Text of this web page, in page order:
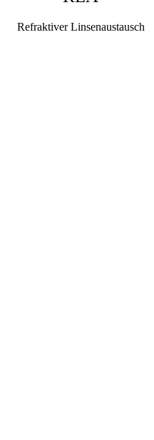
Refraktiver Linsenaustausch